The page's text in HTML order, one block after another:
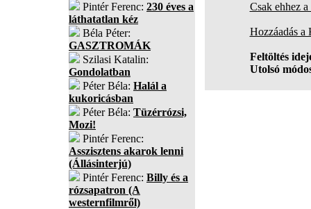
Pintér Ferenc: 230 éves a
láthatatlan kéz
Béla Péter:
GASZTROMÁK
Szilasi Katalin:
Gondolatban
Péter Béla: Halál a
kukoricásban
Péter Béla: Tüzérrózsi,
Mozi!
Pintér Ferenc:
Asszisztens akarok lenni
(Állásinterjú)
Pintér Ferenc: Billy és a
rózsapatron (A
westernfilmről)
Csak ehhez
Hozzáadás
Feltöltés
Utolsó